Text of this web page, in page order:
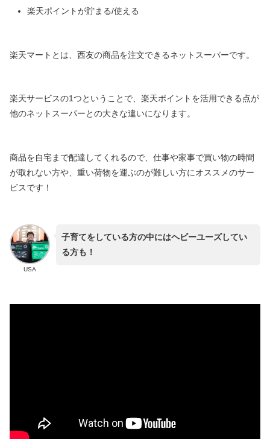
楽天ポイントが貯まる/使える
楽天マートとは、西友の商品を注文できるネットスーパーです。
楽天サービスの1つということで、楽天ポイントを活用できる点が
他のネットスーパーとの大きな違いになります。
商品を自宅まで配達してくれるので、仕事や家事で買い物の時間
が取れない方や、重い荷物を運ぶのが難しい方にオススメのサー
ビスです！
USA
子育てをしている方の中にはヘビーユーズしてい
る方も！